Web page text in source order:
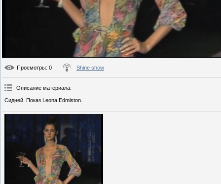
Просмотры: 0 Shine show
Описание материала:
Сидней. Показ Leona Edmiston.